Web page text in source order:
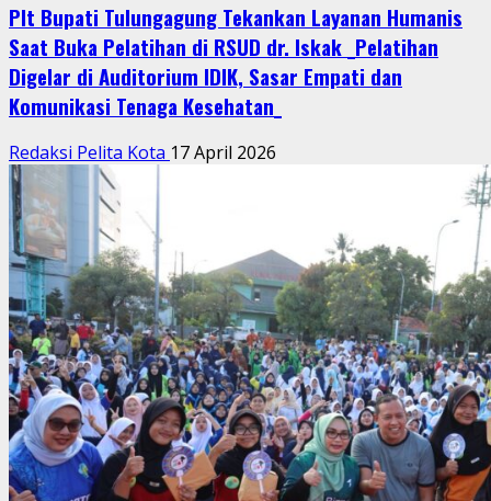
Plt Bupati Tulungagung Tekankan Layanan Humanis
Saat Buka Pelatihan di RSUD dr. Iskak _Pelatihan
Digelar di Auditorium IDIK, Sasar Empati dan
Komunikasi Tenaga Kesehatan_
Redaksi Pelita Kota 17 April 2026